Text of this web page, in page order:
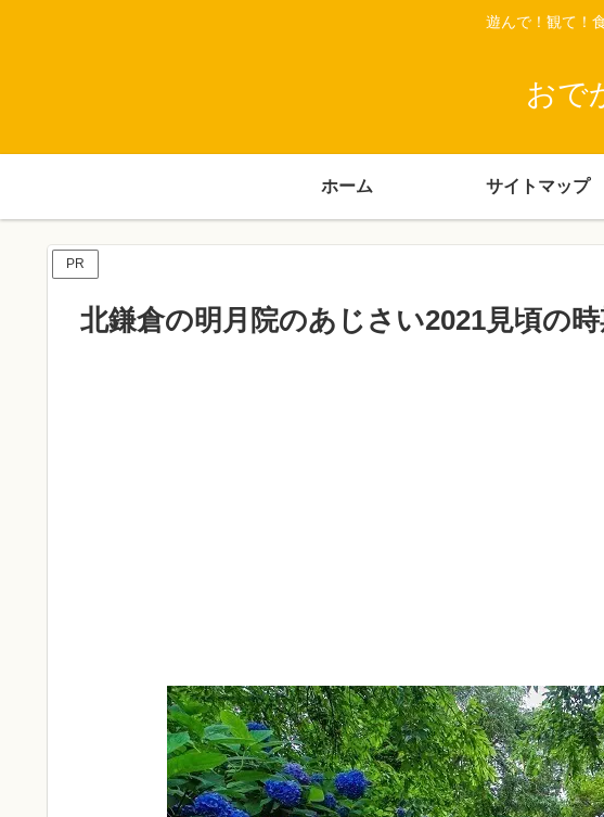
遊んで！観て！
おで
ホーム サイトマップ
PR
北鎌倉の明月院のあじさい2021見頃の